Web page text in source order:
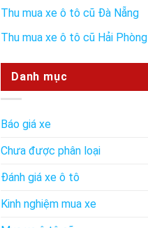
Thu mua xe ô tô cũ Đà Nẵng
Thu mua xe ô tô cũ Hải Phòng
Danh mục
Báo giá xe
Chưa được phân loại
Đánh giá xe ô tô
Kinh nghiệm mua xe